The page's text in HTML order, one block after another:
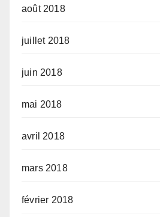
août 2018
juillet 2018
juin 2018
mai 2018
avril 2018
mars 2018
février 2018